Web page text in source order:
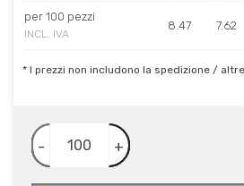
per 100 pezzi
INCL. IVA
8.47 7.62
* I prezzi non includono la spedizione /
- +